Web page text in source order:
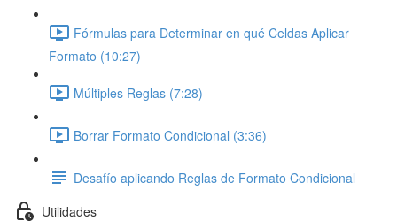
Fórmulas para Determinar en qué Celdas Aplicar
Formato (10:27)
Múltiples Reglas (7:28)
Borrar Formato Condicional (3:36)
Desafío aplicando Reglas de Formato Condicional
Utilidades